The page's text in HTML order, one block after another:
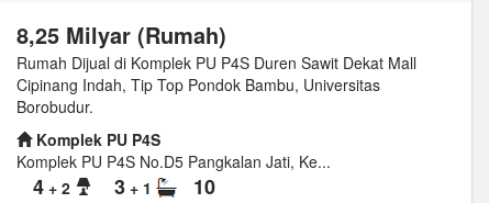
8,25 Milyar (Rumah)
Rumah Dijual di Komplek PU P4S Duren Sawit Dekat Mall
Cipinang Indah, Tip Top Pondok Bambu, Universitas
Borobudur.
Komplek PU P4S
Komplek PU P4S No.D5 Pangkalan Jati, Ke...
4 + 2 3 + 1 10